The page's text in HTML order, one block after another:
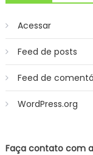
Acessar
Feed de posts
Feed de
WordPress.org
Faça contato com